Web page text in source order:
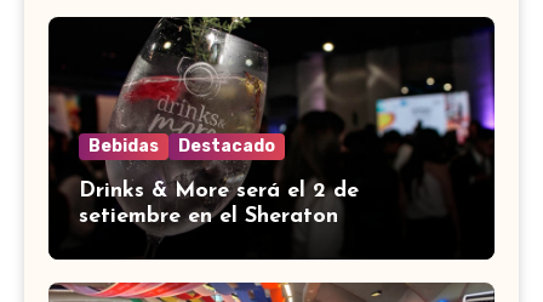
Bebidas Destacado
Drinks & More será el 2 de
setiembre en el Sheraton